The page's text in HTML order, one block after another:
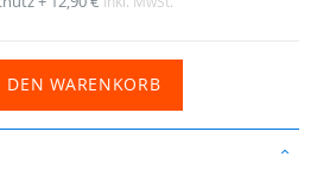
DEN WARENKORB